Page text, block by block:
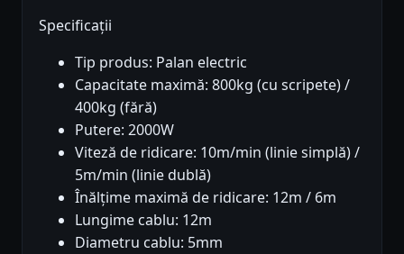
Specificații
Tip produs: Palan electric
Capacitate maximă: 800kg (cu scripete) /
400kg (fără)
Putere: 2000W
Viteză de ridicare: 10m/min (linie simplă) /
5m/min (linie dublă)
Înălțime maximă de ridicare: 12m / 6m
Lungime cablu: 12m
Diametru cablu: 5mm